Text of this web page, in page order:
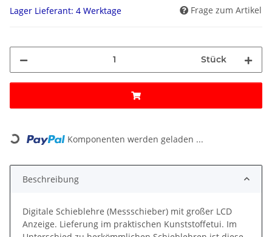
Lager Lieferant: 4 Werktage Frage zum Artikel
Stück
Loading... Komponenten werden geladen ...
Beschreibung
Digitale Schieblehre (Messschieber) mit großer LCD
Anzeige. Lieferung im praktischen Kunststoffetui. Im